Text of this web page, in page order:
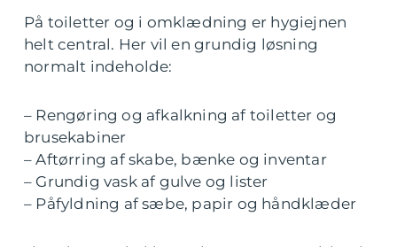
På toiletter og i omklædning er hygiejnen
helt central. Her vil en grundig løsning
normalt indeholde:
– Rengøring og afkalkning af toiletter og
brusekabiner
– Aftørring af skabe, bænke og inventar
– Grundig vask af gulve og lister
– Påfyldning af sæbe, papir og håndklæder